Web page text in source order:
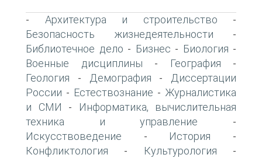
- Архитектура и строительство -
Безопасность жизнедеятельности -
Библиотечное дело - Бизнес - Биология -
Военные дисциплины - География -
Геология - Демография -
Диссертации
России - Естествознание - Журналистика
и СМИ -
Информатика, вычислительная
техника и управление -
Искусствоведение - История -
Конфликтология - Культурология -